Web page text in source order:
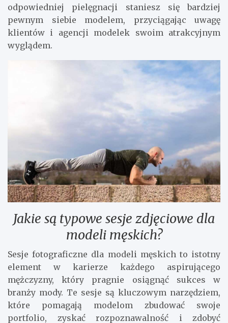
odpowiedniej pielęgnacji staniesz się bardziej
pewnym siebie modelem, przyciągając uwagę
klientów i agencji modelek swoim atrakcyjnym
wyglądem.
Jakie są typowe sesje zdjęciowe dla
modeli męskich?
Sesje fotograficzne dla modeli męskich to istotny
element w karierze każdego aspirującego
mężczyzny, który pragnie osiągnąć sukces w
branży mody. Te sesje są kluczowym narzędziem,
które pomagają modelom zbudować swoje
portfolio, zyskać rozpoznawalność i zdobyć